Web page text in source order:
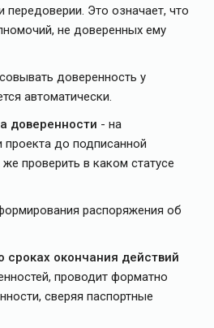
передоверии. Это означает, что
не доверенных ему
доверенность у
автоматически.
доверенности - на
проекта до подписанной
проверить в каком статусе
распоряжения об
окончания действий
проводит форматно
сверяя паспортные